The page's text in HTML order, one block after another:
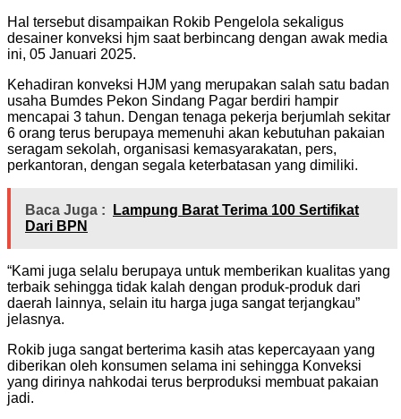
Hal tersebut disampaikan Rokib Pengelola sekaligus
desainer konveksi hjm saat berbincang dengan awak media
ini, 05 Januari 2025.
Kehadiran konveksi HJM yang merupakan salah satu badan
usaha Bumdes Pekon Sindang Pagar berdiri hampir
mencapai 3 tahun. Dengan tenaga pekerja berjumlah sekitar
6 orang terus berupaya memenuhi akan kebutuhan pakaian
seragam sekolah, organisasi kemasyarakatan, pers,
perkantoran, dengan segala keterbatasan yang dimiliki.
Baca Juga :
Lampung Barat Terima 100 Sertifikat
Dari BPN
“Kami juga selalu berupaya untuk memberikan kualitas yang
terbaik sehingga tidak kalah dengan produk-produk dari
daerah lainnya, selain itu harga juga sangat terjangkau”
jelasnya.
Rokib juga sangat berterima kasih atas kepercayaan yang
diberikan oleh konsumen selama ini sehingga Konveksi
yang dirinya nahkodai terus berproduksi membuat pakaian
jadi.